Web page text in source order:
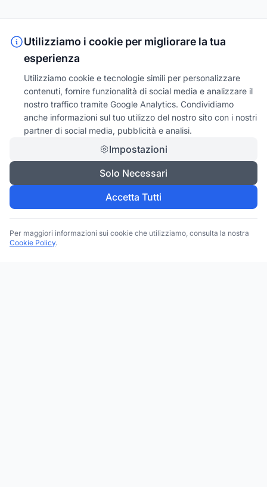
Utilizziamo i cookie per migliorare la tua
esperienza
Utilizziamo cookie e tecnologie simili per personalizzare
contenuti, fornire funzionalità di social media e analizzare il
nostro traffico tramite Google Analytics. Condividiamo
anche informazioni sul tuo utilizzo del nostro sito con i nostri
partner di social media, pubblicità e analisi.
Impostazioni
Solo Necessari
Accetta Tutti
Per maggiori informazioni sui cookie che utilizziamo, consulta la nostra
Cookie Policy.